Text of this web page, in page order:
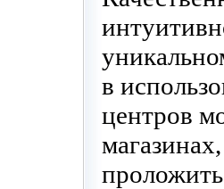
в
центров